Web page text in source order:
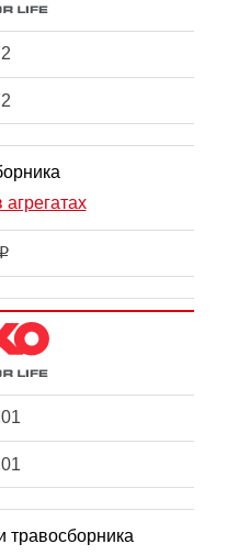
агрегатах
i
травосборника